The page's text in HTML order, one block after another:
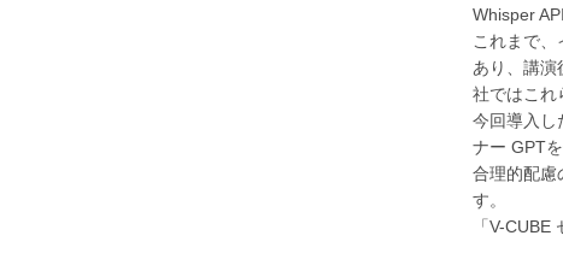
Whisper
これまで
あり、講演
社ではこれ
今回導入し
ナー GPT
合理的配慮
す。
「V-CUBE